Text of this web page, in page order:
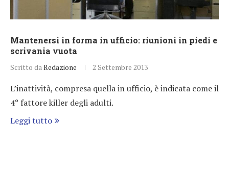
Mantenersi in forma in ufficio: riunioni in piedi e
scrivania vuota
Scritto da Redazione 2 Settembre 2013
L’inattività, compresa quella in ufficio, è indicata come il
4° fattore killer degli adulti.
Leggi tutto